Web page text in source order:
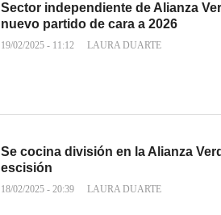
Sector independiente de Alianza
nuevo partido de cara a 2026
19/02/2025 - 11:12 LAURA DUARTE
Se cocina división en la Alianza
escisión
18/02/2025 - 20:39 LAURA DUARTE